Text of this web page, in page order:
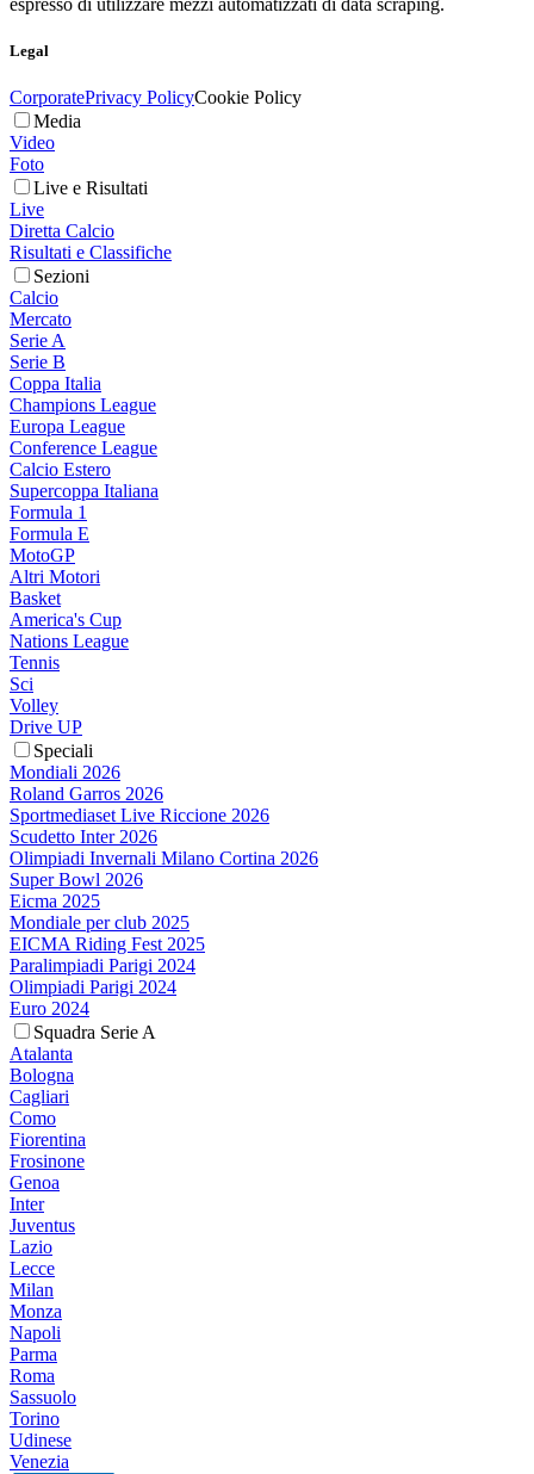
Legal
CorporatePrivacy PolicyCookie Policy
Media
Video
Foto
Live e Risultati
Live
Diretta Calcio
Risultati e Classifiche
Sezioni
Calcio
Mercato
Serie A
Serie B
Coppa Italia
Champions League
Europa League
Conference League
Calcio Estero
Supercoppa Italiana
Formula 1
Formula E
MotoGP
Altri Motori
Basket
America's Cup
Nations League
Tennis
Sci
Volley
Drive UP
Speciali
Mondiali 2026
Roland Garros 2026
Sportmediaset Live Riccione 2026
Scudetto Inter 2026
Olimpiadi Invernali Milano Cortina 2026
Super Bowl 2026
Eicma 2025
Mondiale per club 2025
EICMA Riding Fest 2025
Paralimpiadi Parigi 2024
Olimpiadi Parigi 2024
Euro 2024
Squadra Serie A
Atalanta
Bologna
Cagliari
Como
Fiorentina
Frosinone
Genoa
Inter
Juventus
Lazio
Lecce
Milan
Monza
Napoli
Parma
Roma
Sassuolo
Torino
Udinese
Venezia